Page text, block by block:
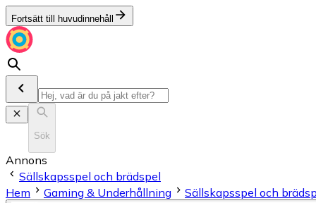
Fortsätt till huvudinnehåll
Sök
Annons
Sällskapsspel och brädspel
Hem
Gaming & Underhållning Sällskapsspel och